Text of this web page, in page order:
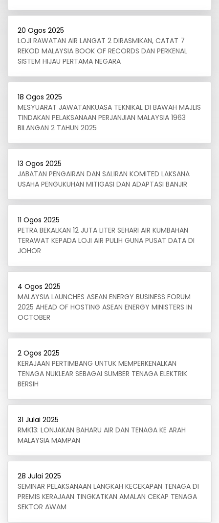
20 Ogos 2025
LOJI RAWATAN AIR LANGAT 2 DIRASMIKAN, CATAT 7
REKOD MALAYSIA BOOK OF RECORDS DAN PERKENAL
SISTEM HIJAU PERTAMA NEGARA
18 Ogos 2025
MESYUARAT JAWATANKUASA TEKNIKAL DI BAWAH MAJLIS
TINDAKAN PELAKSANAAN PERJANJIAN MALAYSIA 1963
BILANGAN 2 TAHUN 2025
13 Ogos 2025
JABATAN PENGAIRAN DAN SALIRAN KOMITED LAKSANA
USAHA PENGUKUHAN MITIGASI DAN ADAPTASI BANJIR
11 Ogos 2025
PETRA BEKALKAN 12 JUTA LITER SEHARI AIR KUMBAHAN
TERAWAT KEPADA LOJI AIR PULIH GUNA PUSAT DATA DI
JOHOR
4 Ogos 2025
MALAYSIA LAUNCHES ASEAN ENERGY BUSINESS FORUM
2025 AHEAD OF HOSTING ASEAN ENERGY MINISTERS IN
OCTOBER
2 Ogos 2025
KERAJAAN PERTIMBANG UNTUK MEMPERKENALKAN
TENAGA NUKLEAR SEBAGAI SUMBER TENAGA ELEKTRIK
BERSIH
31 Julai 2025
RMK13: LONJAKAN BAHARU AIR DAN TENAGA KE ARAH
MALAYSIA MAMPAN
28 Julai 2025
SEMINAR PELAKSANAAN LANGKAH KECEKAPAN TENAGA DI
PREMIS KERAJAAN TINGKATKAN AMALAN CEKAP TENAGA
SEKTOR AWAM